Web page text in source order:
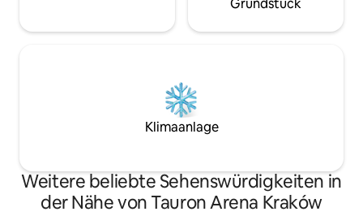
Grundstück
Klimaanlage
Weitere beliebte Sehenswürdigkeiten in
der Nähe von Tauron Arena Kraków